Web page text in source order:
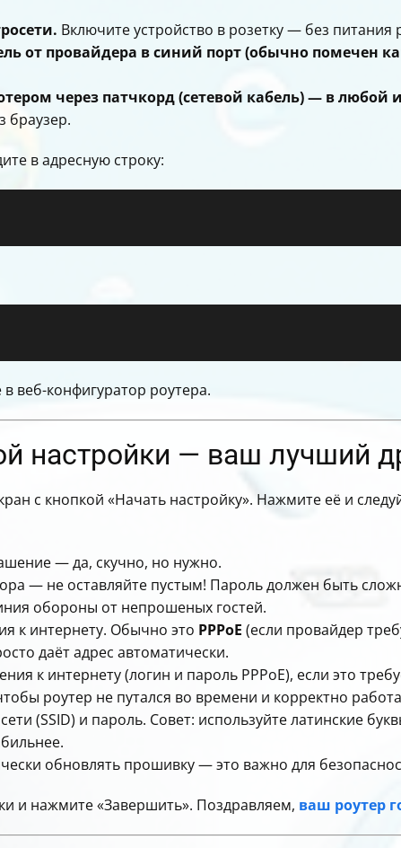
Включите устройство в розетку — без питания
от провайдера в синий порт (обычно помечен
через патчкорд (сетевой кабель) — в любой
браузер.
в адресную строку:
веб-конфигуратор роутера.
настройки — ваш лучший
с кнопкой «Начать настройку». Нажмите её и
— да, скучно, но нужно.
— не оставляйте пустым! Пароль должен быть
обороны от непрошеных гостей.
к интернету. Обычно это PPPoE (если провайдер
даёт адрес автоматически.
к интернету (логин и пароль PPPoE), если это
роутер не путался во времени и корректно
(SSID) и пароль. Совет: используйте латинские
обновлять прошивку — это важно для
и нажмите «Завершить». Поздравляем, ваш роутер